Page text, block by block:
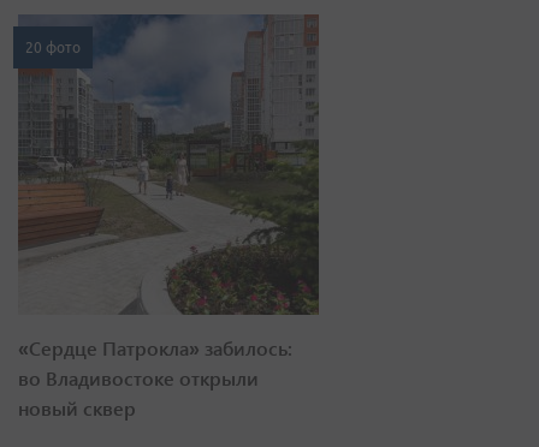
20 фото
«Сердце Патрокла» забилось:
во Владивостоке открыли
новый сквер